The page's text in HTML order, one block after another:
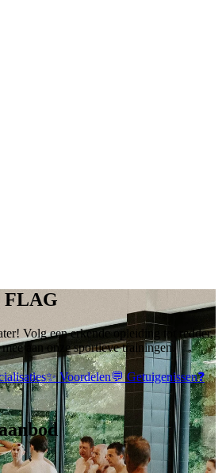
FLAG
Volg een erkende opleiding tot redder,
aan onze sportieve trainingen.
✨ Voordelen💬 Getuigenissen❓